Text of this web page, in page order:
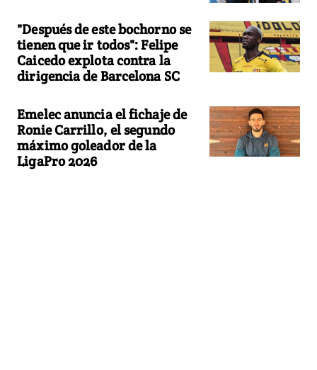
"Después de este bochorno se
tienen que ir todos": Felipe
Caicedo explota contra la
dirigencia de Barcelona SC
Emelec anuncia el fichaje de
Ronie Carrillo, el segundo
máximo goleador de la
LigaPro 2026